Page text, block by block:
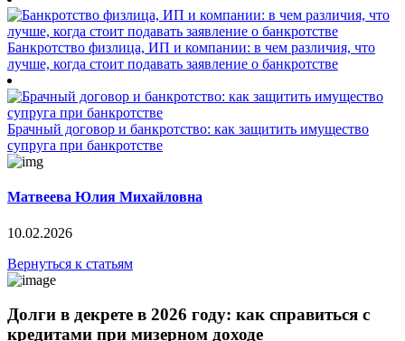
Банкротство физлица, ИП и компании: в чем различия, что
лучше, когда стоит подавать заявление о банкротстве
Брачный договор и банкротство: как защитить имущество
супруга при банкротстве
Матвеева Юлия Михайловна
10.02.2026
Вернуться к статьям
Долги в декрете в 2026 году: как справиться с
кредитами при мизерном доходе